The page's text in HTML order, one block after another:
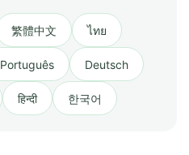
繁體中文 ไทย
Português Deutsch
हिन्दी 한국어